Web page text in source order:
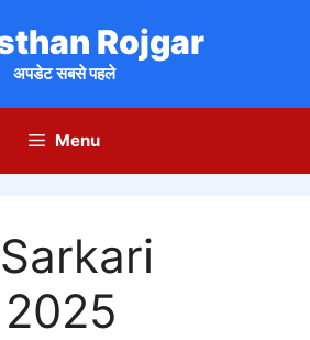
Rojgar
अपडेट सबसे पहले
Menu